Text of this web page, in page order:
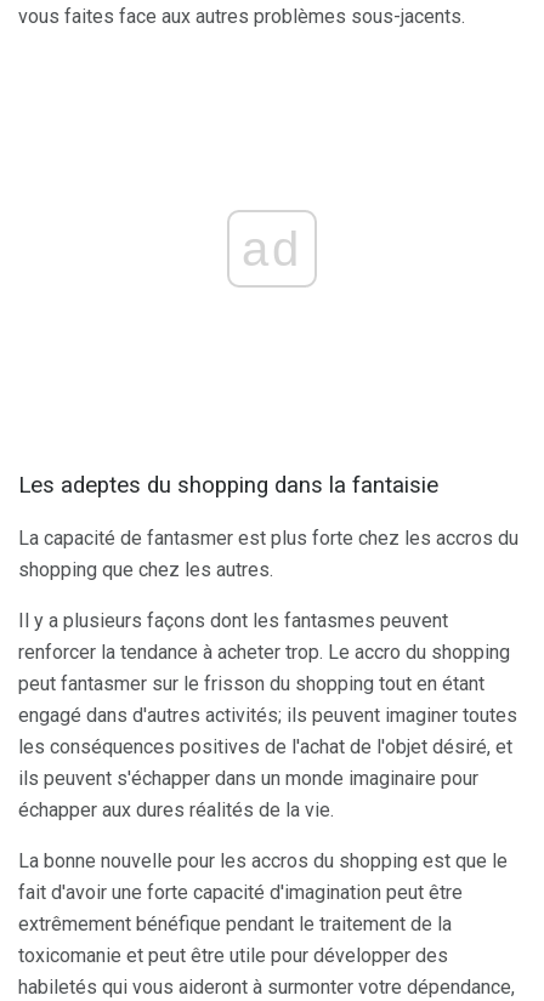
vous faites face aux autres problèmes sous-jacents.
ad
Les adeptes du shopping dans la fantaisie
La capacité de fantasmer est plus forte chez les accros du
shopping que chez les autres.
Il y a plusieurs façons dont les fantasmes peuvent
renforcer la tendance à acheter trop. Le accro du shopping
peut fantasmer sur le frisson du shopping tout en étant
engagé dans d'autres activités; ils peuvent imaginer toutes
les conséquences positives de l'achat de l'objet désiré, et
ils peuvent s'échapper dans un monde imaginaire pour
échapper aux dures réalités de la vie.
La bonne nouvelle pour les accros du shopping est que le
fait d'avoir une forte capacité d'imagination peut être
extrêmement bénéfique pendant le traitement de la
toxicomanie et peut être utile pour développer des
habiletés qui vous aideront à surmonter votre dépendance,